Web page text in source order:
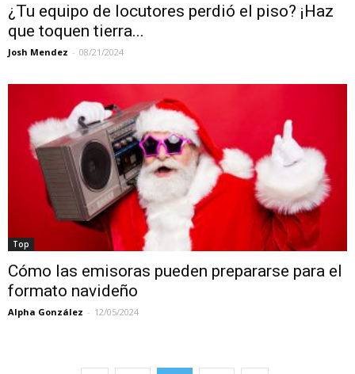
¿Tu equipo de locutores perdió el piso? ¡Haz
que toquen tierra...
Josh Mendez - 08/21/2024
Top
Cómo las emisoras pueden prepararse para el
formato navideño
Alpha González - 12/05/2024